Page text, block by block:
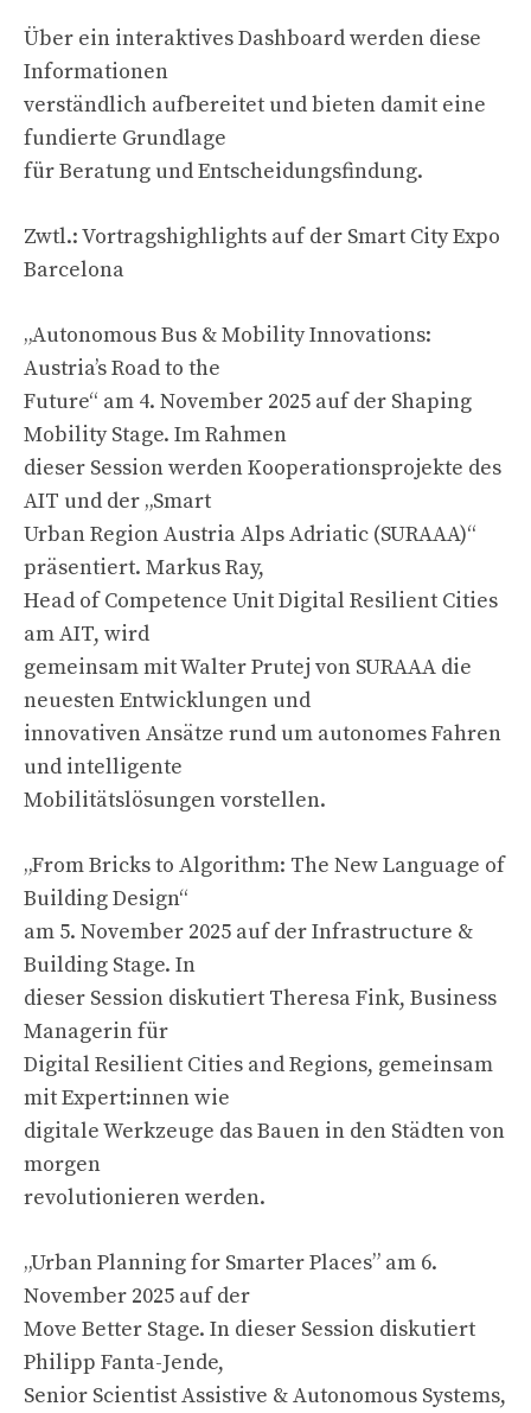
Über ein interaktives Dashboard werden diese
Informationen
verständlich aufbereitet und bieten damit eine
fundierte Grundlage
für Beratung und Entscheidungsfindung.
Zwtl.: Vortragshighlights auf der Smart City Expo
Barcelona
„Autonomous Bus & Mobility Innovations:
Austria’s Road to the
Future“ am 4. November 2025 auf der Shaping
Mobility Stage. Im Rahmen
dieser Session werden Kooperationsprojekte des
AIT und der „Smart
Urban Region Austria Alps Adriatic (SURAAA)“
präsentiert. Markus Ray,
Head of Competence Unit Digital Resilient Cities
am AIT, wird
gemeinsam mit Walter Prutej von SURAAA die
neuesten Entwicklungen und
innovativen Ansätze rund um autonomes Fahren
und intelligente
Mobilitätslösungen vorstellen.
„From Bricks to Algorithm: The New Language of
Building Design“
am 5. November 2025 auf der Infrastructure &
Building Stage. In
dieser Session diskutiert Theresa Fink, Business
Managerin für
Digital Resilient Cities and Regions, gemeinsam
mit Expert:innen wie
digitale Werkzeuge das Bauen in den Städten von
morgen
revolutionieren werden.
„Urban Planning for Smarter Places” am 6.
November 2025 auf der
Move Better Stage. In dieser Session diskutiert
Philipp Fanta-Jende,
Senior Scientist Assistive & Autonomous Systems,